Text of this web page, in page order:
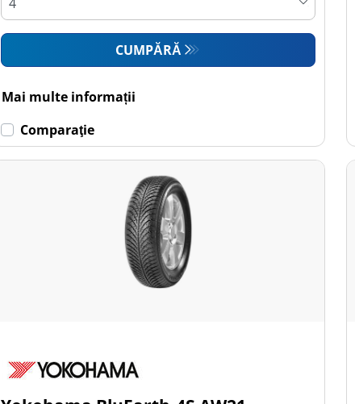
CUMPĂRĂ
Mai multe informații
Comparaţie